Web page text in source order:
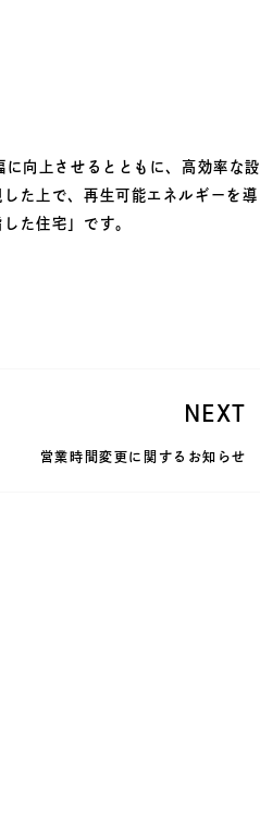
に向上させるとともに、高効率な設
た上で、再生可能エネルギーを導
た住宅」です。
NEXT
営業時間変更に関するお知らせ